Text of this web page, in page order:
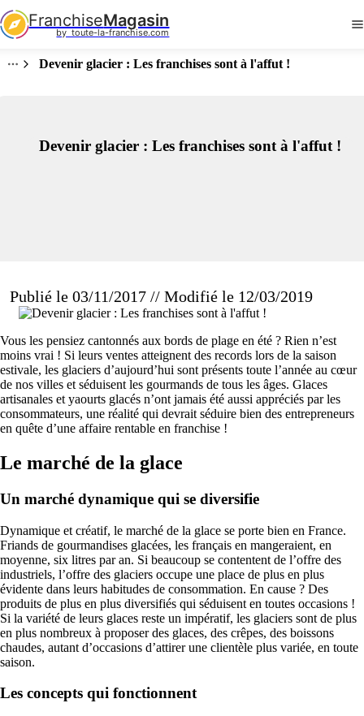
FranchiseMagasin
by  toute-la-franchise.com
Devenir glacier : Les franchises sont à l'affut !
Devenir glacier : Les franchises sont à l'affut !
Publié le 03/11/2017 // Modifié le 12/03/2019
Vous les pensiez cantonnés aux bords de plage en été ? Rien n’est
moins vrai ! Si leurs ventes atteignent des records lors de la saison
estivale, les glaciers d’aujourd’hui sont présents toute l’année au cœur
de nos villes et séduisent les gourmands de tous les âges. Glaces
artisanales et yaourts glacés n’ont jamais été aussi appréciés par les
consommateurs, une réalité qui devrait séduire bien des entrepreneurs
en quête d’une affaire rentable en franchise !
Le marché de la glace
Un marché dynamique qui se diversifie
Dynamique et créatif, le marché de la glace se porte bien en France.
Friands de gourmandises glacées, les français en mangeraient, en
moyenne, six litres par an. Si beaucoup se contentent de l’offre des
industriels, l’offre des glaciers occupe une place de plus en plus
évidente dans leurs habitudes de consommation. En cause ? Des
produits de plus en plus diversifiés qui séduisent en toutes occasions !
Si la variété de leurs glaces reste un impératif, les glaciers sont de plus
en plus nombreux à proposer des glaces, des crêpes, des boissons
chaudes, autant d’occasions d’attirer une clientèle plus variée, en toute
saison.
Les concepts qui fonctionnent